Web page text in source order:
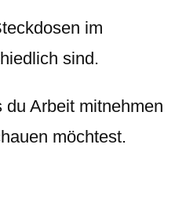
im
sind.
du Arbeit mitnehmen
möchtest.